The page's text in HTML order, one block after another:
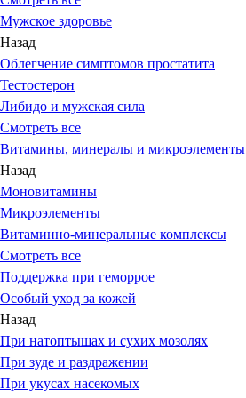
Мужское здоровье
Назад
Облегчение симптомов простатита
Тестостерон
Либидо и мужская сила
Смотреть все
Витамины, минералы и микроэлементы
Назад
Моновитамины
Микроэлементы
Витаминно-минеральные комплексы
Смотреть все
Поддержка при геморрое
Особый уход за кожей
Назад
При натоптышах и сухих мозолях
При зуде и раздражении
При укусах насекомых